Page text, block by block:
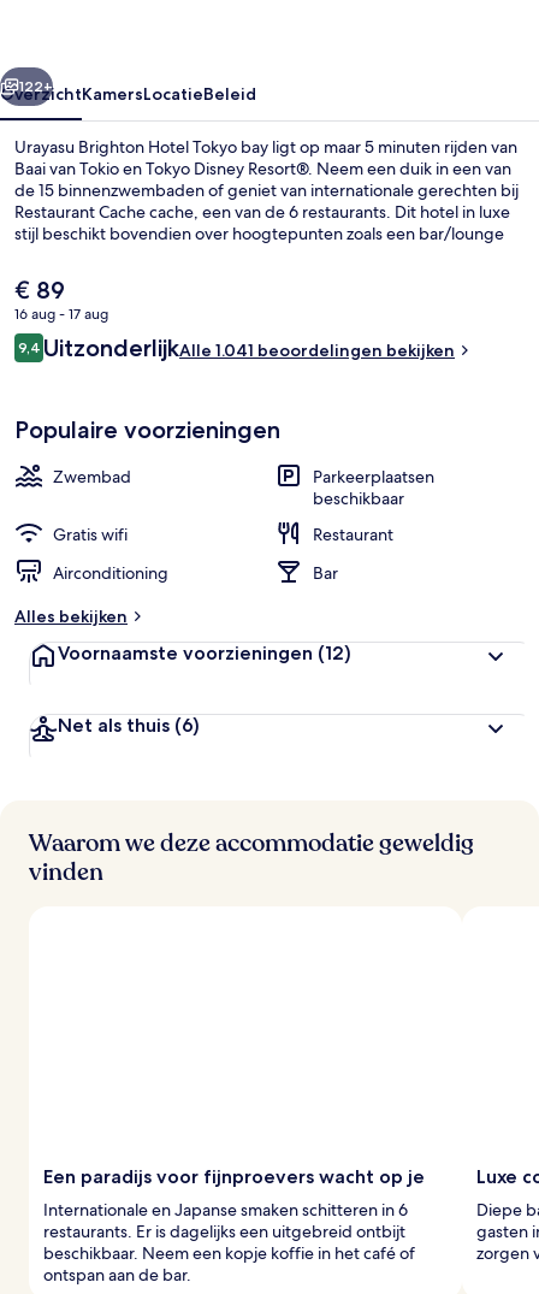
Exterieur
Volgende
122+
OverzichtKamersLocatieBeleid
Urayasu Brighton Hotel Tokyo bay ligt op maar 5 minuten rijden van
Baai van Tokio en Tokyo Disney Resort®. Neem een duik in een van
de 15 binnenzwembaden of geniet van internationale gerechten bij
Restaurant Cache cache, een van de 6 restaurants. Dit hotel in luxe
stijl beschikt bovendien over hoogtepunten zoals een bar/lounge
heel enthousiast over het behulpzame personeel en de locatie.
De
huidige
prijs
is
€ 89
16 aug - 17 aug
Beoordelingen
9,49,4 op 10 –
UitzonderlijkAlle 1.041 beoordelingen bekijken
Populaire voorzieningen
Zwembad
Parkeerplaatsen
beschikbaar
Gratis wifi
Restaurant
Airconditioning
Bar
Alles bekijken
Voornaamste voorzieningen (12)
Net als thuis (6)
Waarom we deze accommodatie geweldig
vinden
Een paradijs voor fijnproevers wacht op je
Internationale en Japanse smaken schitteren in 6
restaurants. Er is dagelijks een uitgebreid ontbijt
beschikbaar. Neem een kopje koffie in het café of
ontspan aan de bar.
Luxe
Diepe
gasten
zorgen